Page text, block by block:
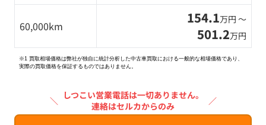
60,000km 154.1万円 〜
501.2万円
※1 買取相場価格は弊社が独自に統計分析した中古車買取における一般的な相場価格であり、
実際の買取価格を保証するものではありません。
＼ しつこい営業電話は一切ありません。
連絡はセルカからのみ
／